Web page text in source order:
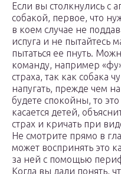
Если вы столкнулись с
собакой, первое, что
в коем случае не
испуга и не пытайтесь
пытаться ее пнуть.
команду, например
страха, так как собака
напугать, прежде чем
будете спокойны, то
касается детей,
страх и кричать при
Не смотрите прямо в
может воспринять это
за ней с помощью
Когда вы дали понять,